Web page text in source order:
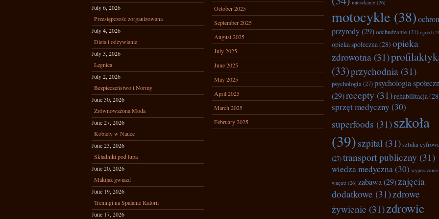
July 6, 2026
Przestępczośc zorganizowana
July 4, 2026
Dieta i odżywianie
July 3, 2026
Legnica
July 2, 2026
Bezpieczeństwo i Normy
June 30, 2026
Zrównoważona Moda
June 27, 2026
Kobiety w Nauce
June 23, 2026
Składniki pod lupą
June 20, 2026
Makijaż gwiazd
June 19, 2026
Treningi na Spalanie Kalorii
June 17, 2026
October 2025
September 2025
August 2025
July 2025
June 2025
May 2025
April 2025
March 2025
February 2025
mieszkanie (26)
motocykle (38)
przyrody(29)odchudzanie (27) ogród
opieka społeczna(28) opieka
zdrowotna (31)
(33)przychodnia (31)
psychologia(27)psychologia
(29)recepty (31)rehabilitacja
sprzęt medyczny (30)
superfoods (31)szkoła
(39)szpital (31)sztuka
(27)transport publiczny (31)
wiedza medyczna(30) wyposażenie
wnętrz (26) zabawa(29)zajęcia
dodatkowe (31)zdrowe
żywienie (31)zdrowie